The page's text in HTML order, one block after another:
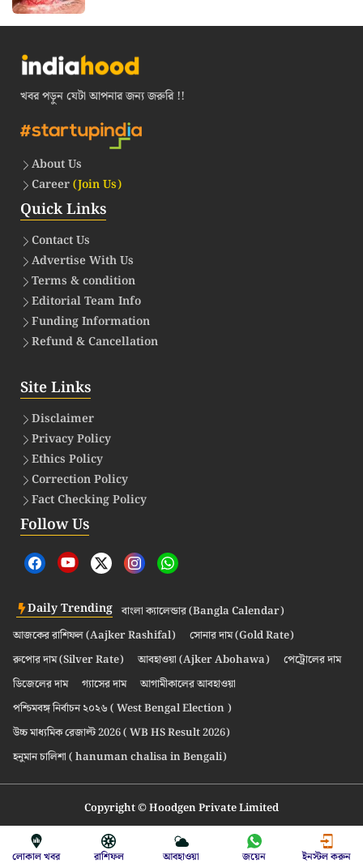
খবর পড়ুন যেটা আপনার জন্য জরুরি !!
About Us
Career(Join Us)
Quick Links
Contact Us
Advertise With Us
Terms & condition
Editorial Team Info
Funding Information
Refund & Cancellation
Site Links
Disclaimer
Privacy Policy
Ethics Policy
Correction Policy
Fact Checking Policy
Follow Us
Daily Trending বাংলা ক্যালেন্ডার (Bangla Calendar)
আজকের রাশিফল (Aajker Rashifal)
সোনার দাম (Gold Rate)
রুপোর দাম (Silver Rate)
আবহাওয়া (Ajker Abohawa)
পেট্রোলের দাম
ডিজেলের দাম
গ্যাসের দাম
আগামীকালের আবহাওয়া
পশ্চিমবঙ্গ নির্বাচন ২০২৬ ( West Bengal Election )
উচ্চ মাধ্যমিক রেজাল্ট 2026 ( WB HS Result 2026)
হনুমান চালিশা ( hanuman chalisa in Bengali)
Copyright © Hoodgen Private Limited
লোকাল খবর রাশিফল আবহাওয়া জয়েন ইনস্টল করুন